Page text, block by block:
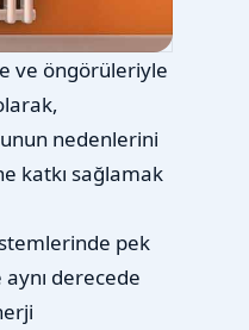
ve öngörüleriyle
nedenlerini
katkı sağlamak
pek
aynı derecede